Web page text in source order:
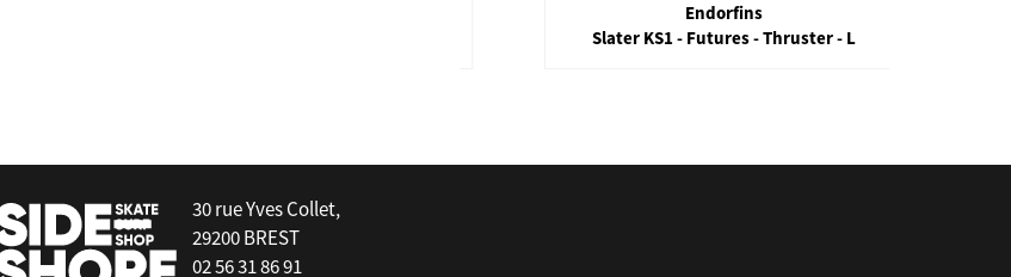
Endorfins
Slater KS1 - Futures - Thruster - L
30 rue Yves Collet,
29200 BREST
02 56 31 86 91